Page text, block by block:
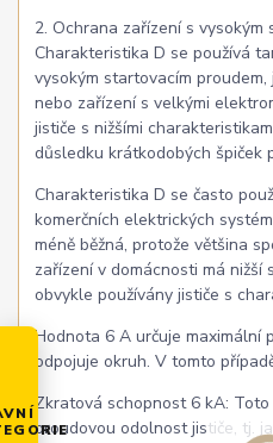
2. Ochrana zařízení s vysokým
Charakteristika D se používá
vysokým startovacím
nebo zařízení s velkými
jističe s nižšími
důsledku krátkodobých špiček
Charakteristika D se často
komerčních elektrických
méně běžná, protože většina
zařízení v domácnosti má
obvykle používány jističe s
Hodnota 6 A určuje maximální
odpojuje okruh. V tomto
Zkratová schopnost 6 kA:
proudovou odolnost jističe, tj.